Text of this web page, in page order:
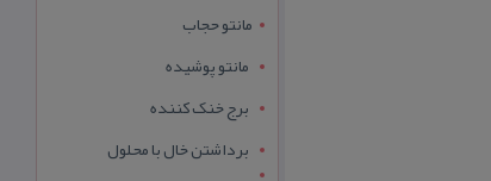
مانتو حجاب
مانتو پوشیده
برج خنک کننده
برداشتن خال با محلول